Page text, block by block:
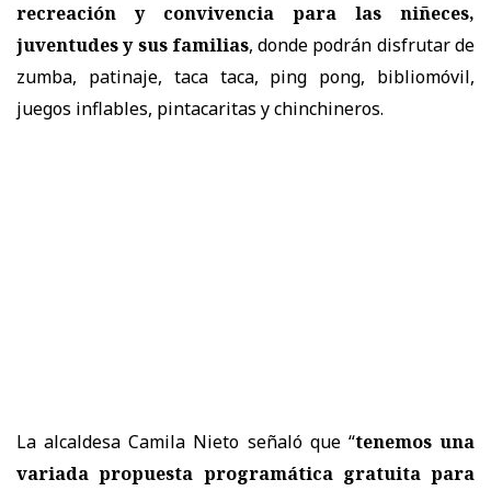
recreación y convivencia para las niñeces,
juventudes y sus familias, donde podrán disfrutar de
zumba, patinaje, taca taca, ping pong, bibliomóvil,
juegos inflables, pintacaritas y chinchineros.
La alcaldesa Camila Nieto señaló que “tenemos una
variada propuesta programática gratuita para